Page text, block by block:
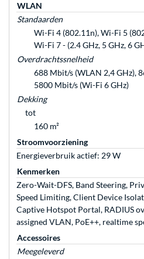
WLAN
Standaarden
Wi-Fi 4 (802.11n), Wi-Fi 5
Wi-Fi 7 - (2.4 GHz, 5 GHz, 6
Overdrachtssnelheid
688 Mbit/s (WLAN 2,4 GHz),
5800 Mbit/s (Wi-Fi 6 GHz)
Dekking
tot
160 m²
Stroomvoorziening
Energieverbruik actief: 29 W
Kenmerken
Zero-Wait-DFS, Band Steering,
Speed Limiting, Client Device
Captive Hotspot Portal, RADIUS
assigned VLAN, PoE++, realtime
Accessoires
Meegeleverd